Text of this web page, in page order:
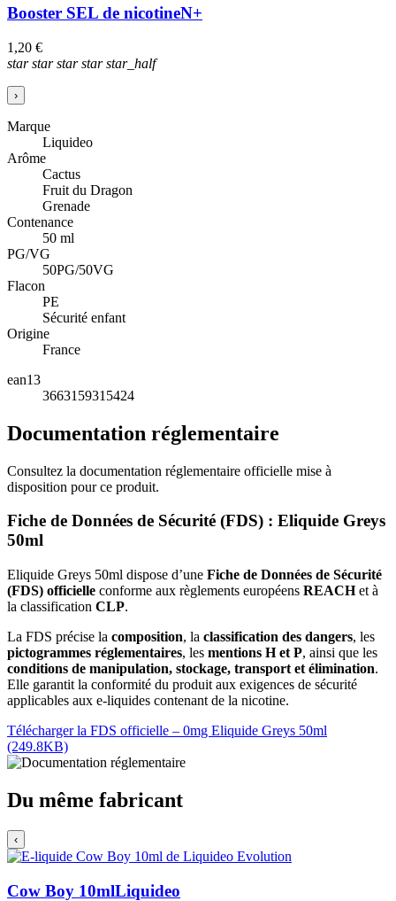
Booster SEL de nicotineN+
1,20 €
starstarstarstarstar_half
›
Marque
Liquideo
Arôme
Cactus
Fruit du Dragon
Grenade
Contenance
50 ml
PG/VG
50PG/50VG
Flacon
PE
Sécurité enfant
Origine
France
ean13
3663159315424
Documentation réglementaire
Consultez la documentation réglementaire officielle mise à
disposition pour ce produit.
Fiche de Données de Sécurité (FDS) : Eliquide Greys
50ml
Eliquide Greys 50ml dispose d’une Fiche de Données de Sécurité
(FDS) officielle conforme aux règlements européens REACHet à
la classification CLP.
La FDS précise la composition, la classification des dangers, les
pictogrammes réglementaires, les mentions H et P, ainsi que les
conditions de manipulation, stockage, transport et élimination.
Elle garantit la conformité du produit aux exigences de sécurité
applicables aux e-liquides contenant de la nicotine.
Télécharger la FDS officielle – 0mg Eliquide Greys 50ml
(249.8KB)
Du même fabricant
‹
Cow Boy 10mlLiquideo